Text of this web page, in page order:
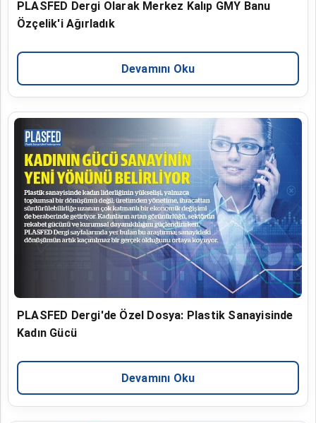
PLASFED Dergi Olarak Merkez Kalıp GMY Banu
Özçelik'i Ağırladık
Devamını Oku
PLASFED Dergi'de Özel Dosya: Plastik Sanayisinde
Kadın Gücü
Devamını Oku